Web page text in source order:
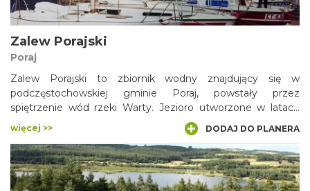
wszystkim Dzierżno Małe.
Zalew Porajski
Poraj
Zalew Porajski to zbiornik wodny znajdujący się w
podczęstochowskiej gminie Poraj, powstały przez
spiętrzenie wód rzeki Warty. Jezioro utworzone w latach
70-tych XX w. jest malowniczym akwenem, który zdążył się
wpisać w tutejszy krajobraz oraz sprawił, że wokół powstały
liczne zabudowania letniskowe. Zalew przyciąga także
wędkarzy.
więcej >> DODAJ DO PLANERA